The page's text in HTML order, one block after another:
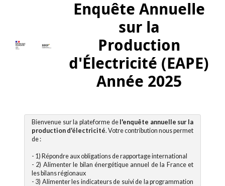
Enquête Annuelle
sur la
Production
d'Électricité (EAPE)
Année 2025
Bienvenue sur la plateforme de l'enquête annuelle sur la
production d'électricité. Votre contribution nous permet
de :
- 1) Répondre aux obligations de rapportage international
- 2) Alimenter le bilan énergétique annuel de la France et
les bilans régionaux
- 3) Alimenter les indicateurs de suivi de la programmation